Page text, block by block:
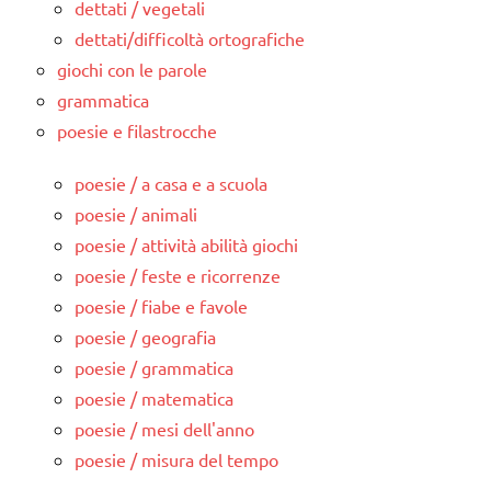
dettati / vegetali
dettati/difficoltà ortografiche
giochi con le parole
grammatica
poesie e filastrocche
poesie / a casa e a scuola
poesie / animali
poesie / attività abilità giochi
poesie / feste e ricorrenze
poesie / fiabe e favole
poesie / geografia
poesie / grammatica
poesie / matematica
poesie / mesi dell'anno
poesie / misura del tempo